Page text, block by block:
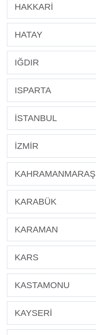
HAKKARİ
HATAY
IĞDIR
ISPARTA
İSTANBUL
İZMİR
KAHRAMANMARAŞ
KARABÜK
KARAMAN
KARS
KASTAMONU
KAYSERİ